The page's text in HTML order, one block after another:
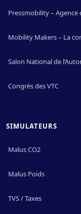
Pressmobility – Agence
Mobility Makers – La
Salon National de
Congrès des VTC
SIMULATEURS
Malus CO2
Malus Poids
TVS / Taxes